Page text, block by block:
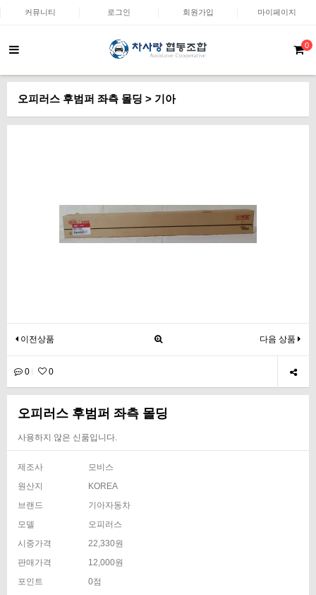
커뮤니티 로그인 회원가입 마이페이지
0
오피러스 후범퍼 좌측 몰딩 > 기아
이전상품 다음 상품
0 0
오피러스 후범퍼 좌측 몰딩
사용하지 않은 신품입니다.
제조사
모비스
원산지
KOREA
브랜드
기아자동차
모델
오피러스
시중가격
22,330원
판매가격
12,000원
포인트
0점